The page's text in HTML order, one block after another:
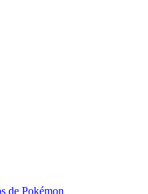
de Pokémon